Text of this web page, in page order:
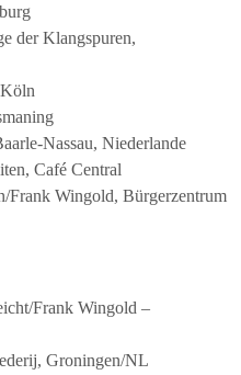
der Klangspuren,
Nassau, Niederlande
Café Central
Frank Wingold, Bürgerzentrum
Frank Wingold –
Groningen/NL